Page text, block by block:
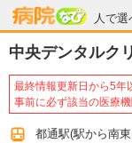
人で
病院な
中央デンタルク
最終情報更新日から5年
事前に必ず該当の医療
都通駅(駅から南